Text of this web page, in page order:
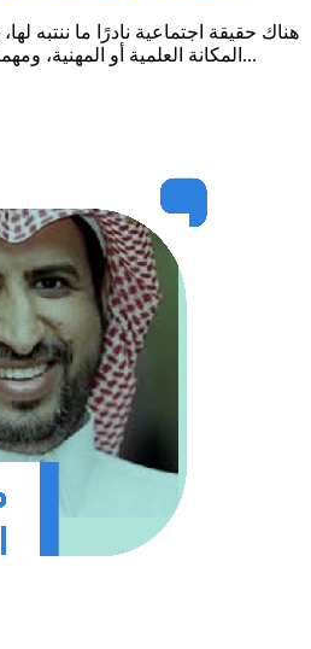
هناك حقيقة اجتماعية نادرًا ما ننتبه
المكانة العلمية أو المهنية، ومهما أحاط نفسه بهالة من الوقار...